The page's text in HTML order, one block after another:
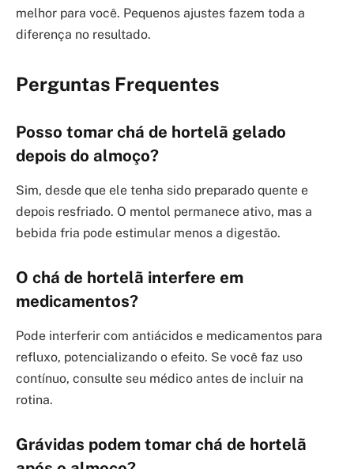
melhor para você. Pequenos ajustes fazem toda a
diferença no resultado.
Perguntas Frequentes
Posso tomar chá de hortelã gelado
depois do almoço?
Sim, desde que ele tenha sido preparado quente e
depois resfriado. O mentol permanece ativo, mas a
bebida fria pode estimular menos a digestão.
O chá de hortelã interfere em
medicamentos?
Pode interferir com antiácidos e medicamentos para
refluxo, potencializando o efeito. Se você faz uso
contínuo, consulte seu médico antes de incluir na
rotina.
Grávidas podem tomar chá de hortelã